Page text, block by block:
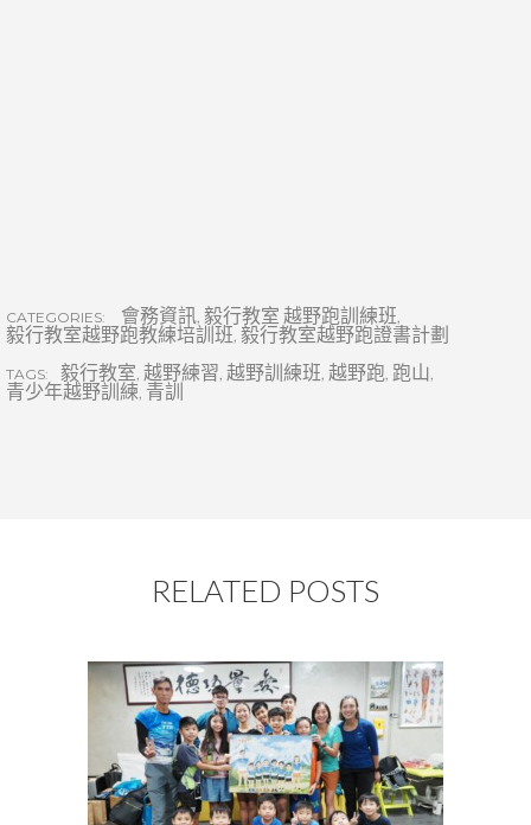
CATEGORIES: 會務資訊, 毅行教室 越野跑訓練班,
毅行教室越野跑教練培訓班, 毅行教室越野跑證書計劃
TAGS: 毅行教室, 越野練習, 越野訓練班, 越野跑, 跑山,
青少年越野訓練, 青訓
RELATED POSTS